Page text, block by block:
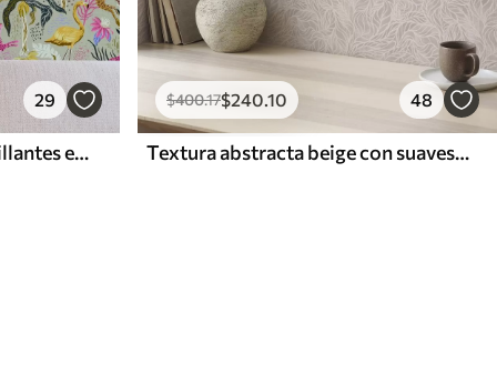
29
Flamencos y leopardos brillantes entre plantas tropicales
$400.17$240.10 48
Textura abstracta beige con suaves líneas de hojas